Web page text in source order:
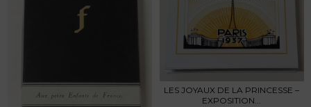
LES JOYAUX DE LA PRINCESSE –
EXPOSITION...